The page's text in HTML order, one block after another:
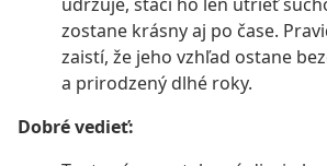
zostane krásny aj po čase.
zaistí, že jeho vzhľad ostane
a prirodzený dlhé roky.
Dobré vedieť: